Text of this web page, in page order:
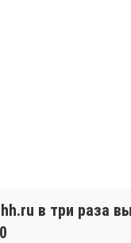
в три раза